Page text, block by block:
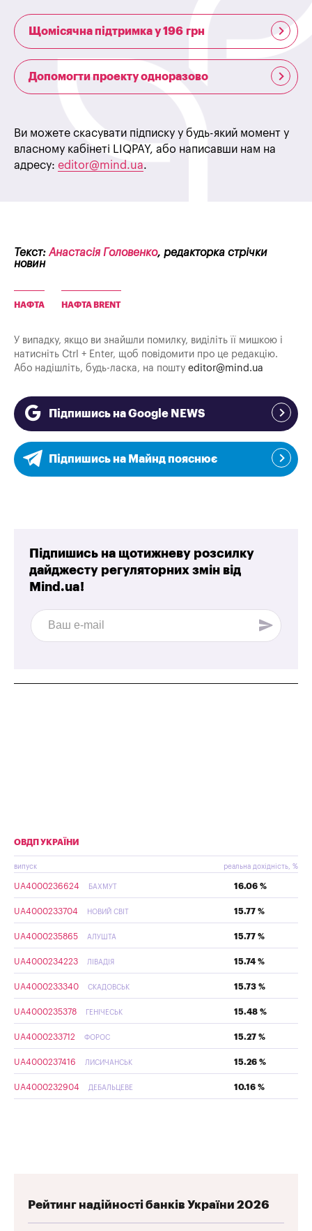
Щомісячна підтримка у 196 грн
Допомогти проекту одноразово
Ви можете скасувати підписку у будь-який момент у
власному кабінеті LIQPAY, або написавши нам на
адресу: editor@mind.ua.
Текст:Анастасія Головенко, редакторка стрічки
новин
НАФТА НАФТА BRENT
У випадку, якщо ви знайшли помилку, виділіть її мишкою і
натисніть Ctrl + Enter, щоб повідомити про це редакцію.
Або надішліть, будь-ласка, на пошту editor@mind.ua
Підпишись на Google NEWS
Підпишись на Майнд пояснює
Підпишись на щотижневу розсилку
дайджесту регуляторних змін від
Mind.ua!
ОВДП УКРАЇНИ
випуск реальна дохідність, %
UA4000236624 БАХМУТ 16.06 %
UA4000233704 НОВИЙ СВІТ 15.77 %
UA4000235865 АЛУШТА 15.77 %
UA4000234223 ЛІВАДІЯ 15.74 %
UA4000233340 СКАДОВСЬК 15.73 %
UA4000235378 ГЕНІЧЕСЬК 15.48 %
UA4000233712 ФОРОС 15.27 %
UA4000237416 ЛИСИЧАНСЬК 15.26 %
UA4000232904 ДЕБАЛЬЦЕВЕ 10.16 %
Рейтинг надійності банків України 2026